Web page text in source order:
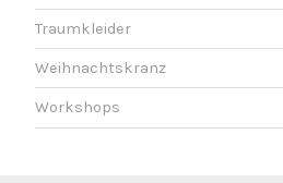
Traumkleider
Weihnachtskranz
Workshops